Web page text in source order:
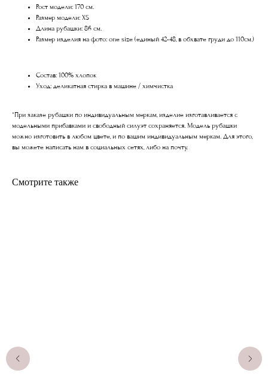
Рост модели: 170 см.
Размер модели: XS
Длина рубашки: 86 см.
Размер изделия на фото: one size (единый 42-48, в обхвате груди до 110см.)
Состав: 100% хлопок
Уход: деликатная стирка в машине / химчистка
*При заказе рубашки по индивидуальным меркам, изделие изготавливается с
модельными прибавками и свободный силуэт сохраняется. Модель рубашки
можно изготовить в любом цвете, и по вашим индивидуальным меркам. Для этого,
вы можете написать нам в социальных сетях, либо на почту.
Смотрите также